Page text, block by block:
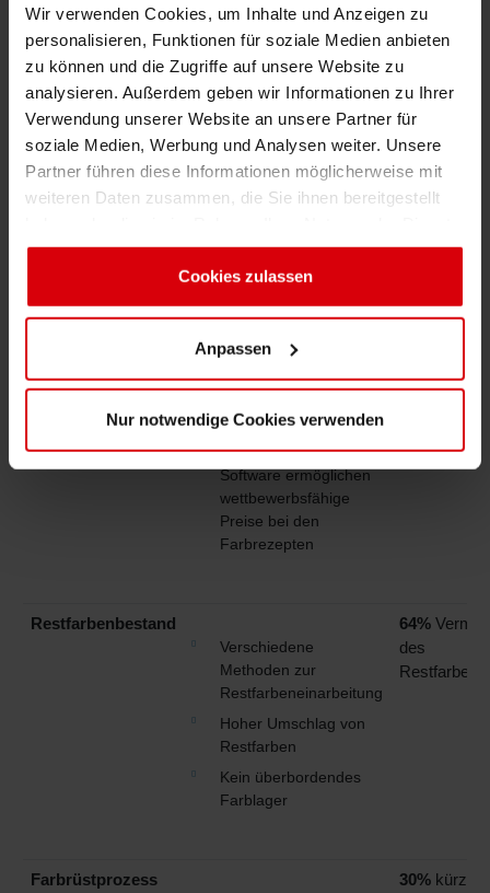
Wir verwenden Cookies, um Inhalte und Anzeigen zu
personalisieren, Funktionen für soziale Medien anbieten
zu können und die Zugriffe auf unsere Website zu
analysieren. Außerdem geben wir Informationen zu Ihrer
Verwendung unserer Website an unsere Partner für
soziale Medien, Werbung und Analysen weiter. Unsere
Partner führen diese Informationen möglicherweise mit
weiteren Daten zusammen, die Sie ihnen bereitgestellt
gesammelt haben. Sie geben Einwilligung zu unseren
Cookies, wenn Sie unsere Webseite weiterhin nutzen.
Cookies zulassen
Anpassen
Nur notwendige Cookies verwenden
Beispielhaft hier die neuesten
Erfolgsmeldungen aus südostasiatischen
Ländern:
Thema Kundennutzen
Farbabstimmung
Kundenspezifische
passen zum
Druckportfolio
Digitale
Farbstandards sorgen
für eindeutige und
Farbkommunikation
Farbmetrik Hard- und
Software ermöglichen
wettbewerbsfähige
Preise bei den
Farbrezepten
der
Restfarbenbestand
Verschiedene
Methoden zur
Restfarbeneinarbeitung
Hoher Umschlag von
Restfarben
Kein überbordendes
Farblager
64%
des
Farbrüstprozess
30% kürzere